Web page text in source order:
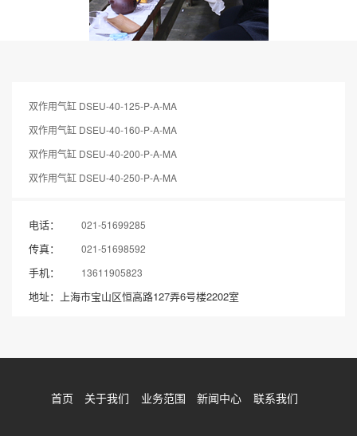
双作用气缸 DSEU-40-125-P-A-MA
双作用气缸 DSEU-40-160-P-A-MA
双作用气缸 DSEU-40-200-P-A-MA
双作用气缸 DSEU-40-250-P-A-MA
电话： 021-51699285
传真： 021-51698592
手机： 13611905823
地址：上海市宝山区恒高路127弄6号楼2202室
首页 关于我们 业务范围 新闻中心 联系我们